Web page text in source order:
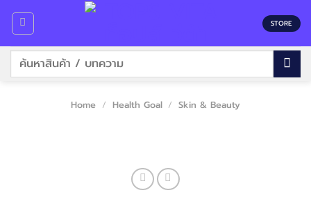
content
STORE
Search
Home / Health Goal / Skin & Beauty